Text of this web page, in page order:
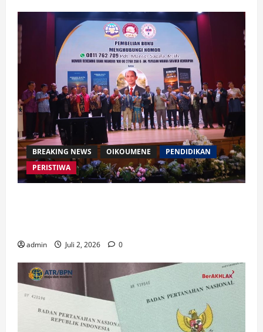
BREAKING NEWS OIKOUMENE
PENDIDIKAN
PERISTIWA
admin Juli 2, 2026 0